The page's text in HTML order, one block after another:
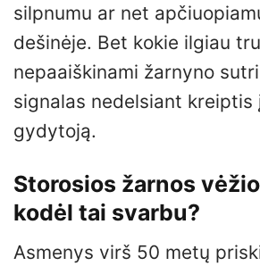
silpnumu ar net
dešinėje. Bet kokie ilgiau
nepaaiškinami žarnyno
signalas nedelsiant kreiptis
gydytoją.
Storosios žarnos
kodėl tai svarbu?
Asmenys virš 50 metų